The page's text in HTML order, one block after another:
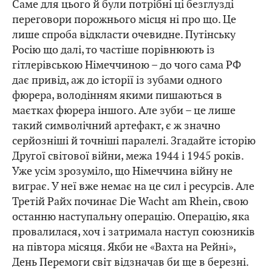
Саме для цього й були потрібні ці безглузді
переговори порожнього місця ні про що. Це
лише спроба відкласти очевидне. Путінську
Росію що далі, то частіше порівнюють із
гітлерівською Німеччиною – до чого сама РФ
дає привід, аж до історії із зубами одного
фюрера, володінням якими пишаються в
маєтках фюрера іншого. Але зуби – це лише
такий символічний артефакт, є ж значно
серйозніші й точніші паралелі. Згадайте історію
Другої світової війни, межа 1944 і 1945 років.
Уже усім зрозуміло, що Німеччина війну не
виграє. У неї вже немає на це сил і ресурсів. Але
Третій Райх починає Die Wacht am Rhein, свою
останню наступальну операцію. Операцію, яка
провалилася, хоч і затримала наступ союзників
на півтора місяця. Якби не «Вахта на Рейні»,
День Перемоги світ відзначав би ще в березні.